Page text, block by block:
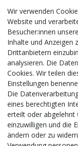
Aktuelles
Busgruppen
Kindergeburtstage
Kindergartenausflug
Schulklassenausflug
Zwillingsrabatt
Wir verwenden
Website und
Besucher:innen
Inhalte und Anzeigen
Drittanbietern
analysieren. Die
Cookies. Wir teilen
Einstellungen
Die
eines berechtigten
erteilt oder abgelehnt
einzuwilligen und die
ändern oder zu